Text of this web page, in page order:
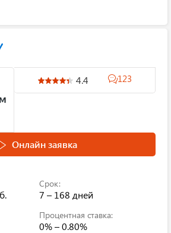
4.4 123
Онлайн заявка
Срок:
7 – 168 дней
Процентная ставка:
0% – 0.80%